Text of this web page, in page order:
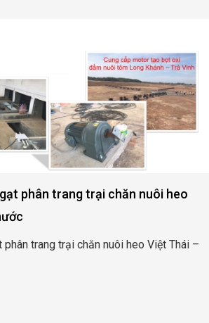
phân trang trại chăn nuôi heo
trang trại chăn nuôi heo Việt Thái –